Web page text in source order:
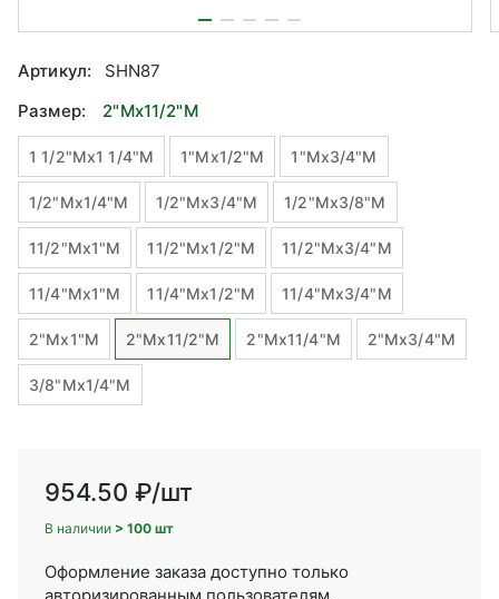
Артикул:
SHN87
Размер:
2"Mx11/2"M
1 1/2"Mx1 1/4"M 1"Mx1/2"М 1"Mx3/4"М
1/2"Mx1/4"М 1/2"Mx3/4"М 1/2"Mx3/8"М
11/2"Mx1"М 11/2"Mx1/2"М 11/2"Mx3/4"М
11/4"Mx1"М 11/4"Mx1/2"М 11/4"Mx3/4"М
2"Mx1"М 2"Mx11/2"M 2"Mx11/4"M 2"Mx3/4"М
3/8"Mx1/4"М
954.50 ₽/шт
В наличии > 100 шт
Оформление заказа доступно только